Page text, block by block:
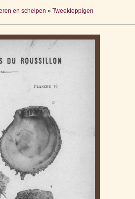
en schelpen » Tweekleppigen